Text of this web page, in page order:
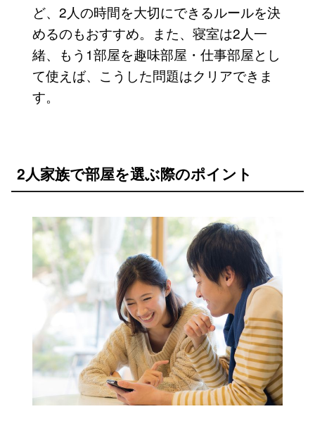
ど、2人の時間を大切にできるルールを決
めるのもおすすめ。また、寝室は2人一
緒、もう1部屋を趣味部屋・仕事部屋とし
て使えば、こうした問題はクリアできま
す。
2人家族で部屋を選ぶ際のポイント